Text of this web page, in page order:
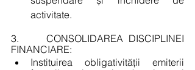
activitate.
3.     CONSOLIDAREA DISCIPLINEI
FINANCIARE:
Instituirea obligativității emiterii